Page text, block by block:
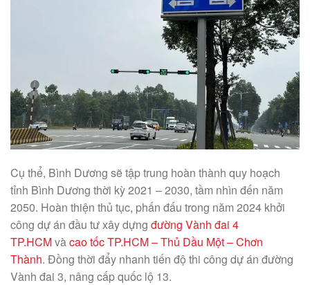
Cụ thể, Bình Dương sẽ tập trung hoàn thành quy hoạch
tỉnh Bình Dương thời kỳ 2021 – 2030, tầm nhìn đến năm
2050. Hoàn thiện thủ tục, phấn đấu trong năm 2024 khởi
công dự án đầu tư xây dựng đường Vành đai 4
TP.HCMvàcao tốc TP.HCM – Thủ Dầu Một – Chơn
Thành. Đồng thời đẩy nhanh tiến độ thi công dự án đường
Vành đai 3, nâng cấp quốc lộ 13.